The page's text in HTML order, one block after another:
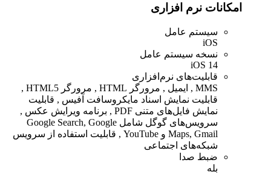
امکانات نرم افزاری
سیستم عامل
iOS
نسخه سیستم عامل
iOS 14
قابلیت‌های نرم‌افزاری
MMS , ایمیل , مرورگر HTML , مرورگر HTML5 ,
قابلیت نمایش اسناد مایکروسافت آفیس , قابلیت
نمایش فایل‌های متنی PDF , برنامه ویرایش عکس ,
سرویس‌های گوگل شامل Google Search, Google
Maps, Gmail و YouTube , قابلیت استفاده از سرویس
شبکه‌های اجتماعی
ضبط صدا
بله